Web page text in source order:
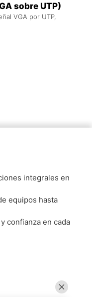
sobre UTP)
VGA por UTP,
integrales en
equipos hasta
confianza en cada